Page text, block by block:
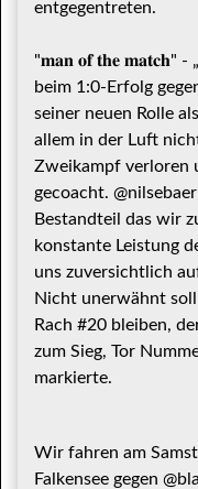
entgegentreten.
"𝐦𝐚𝐧 𝐨𝐟 𝐭𝐡𝐞 𝐦𝐚𝐭𝐜𝐡"
beim 1:0-Erfolg
seiner neuen Rolle
allem in der Luft
Zweikampf verloren
gecoacht.
Bestandteil das wir
konstante Leistung
uns zuversichtlich
Nicht unerwähnt
Rach #20 bleiben,
zum Sieg, Tor
markierte.
Wir fahren am
Falkensee gegen